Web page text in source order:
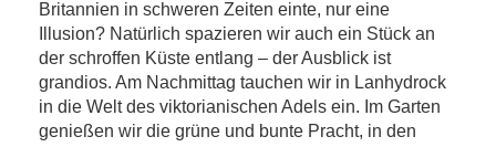
Britannien in schweren Zeiten einte, nur eine
Illusion? Natürlich spazieren wir auch ein Stück an
der schroffen Küste entlang – der Ausblick ist
grandios. Am Nachmittag tauchen wir in Lanhydrock
in die Welt des viktorianischen Adels ein. Im Garten
genießen wir die grüne und bunte Pracht, in den